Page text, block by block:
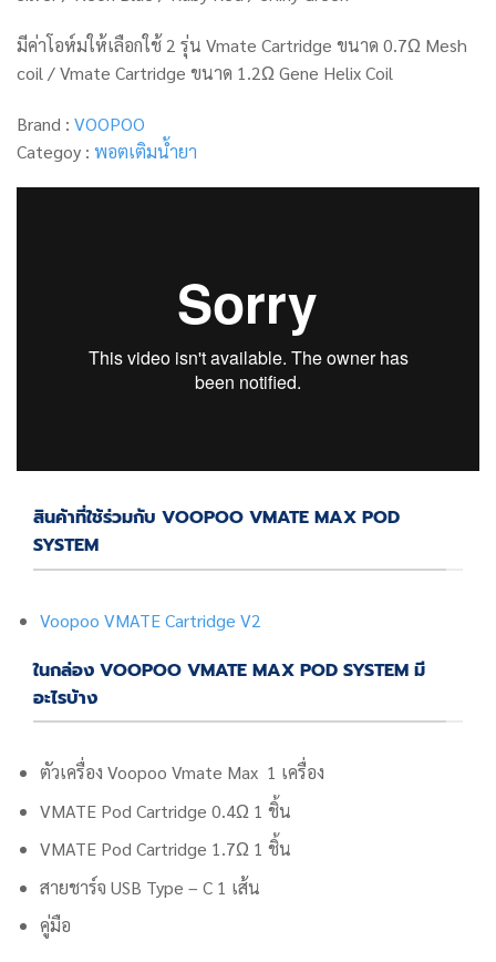
มีค่าโอห์มให้เลือกใช้ 2 รุ่น Vmate Cartridge ขนาด 0.7Ω Mesh
coil / Vmate Cartridge ขนาด 1.2Ω Gene Helix Coil
Brand : VOOPOO
Categoy : พอตเติมน้ำยา
สินค้าที่ใช้ร่วมกับ VOOPOO VMATE MAX POD
SYSTEM
Voopoo VMATE Cartridge V2
ในกล่อง VOOPOO VMATE MAX POD SYSTEM มี
อะไรบ้าง
ตัวเครื่อง Voopoo Vmate Max1 เครื่อง
VMATE Pod Cartridge 0.4Ω 1 ชิ้น
VMATE Pod Cartridge 1.7Ω 1 ชิ้น
สายชาร์จ USB Type – C 1 เส้น
คู่มือ